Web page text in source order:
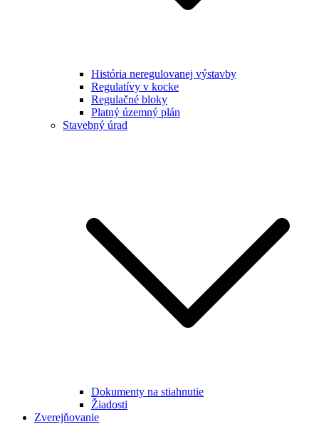
História neregulovanej výstavby
Regulatívy v kocke
Regulačné bloky
Platný územný plán
Stavebný úrad
Dokumenty na stiahnutie
Žiadosti
Zverejňovanie